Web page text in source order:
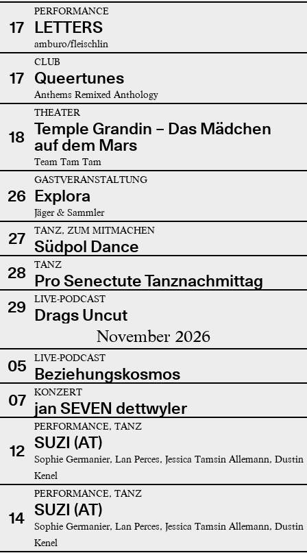
17
PERFORMANCE
LETTERS
amburo/fleischlin
17
CLUB
Queertunes
Anthems Remixed Anthology
18
THEATER
Temple Grandin – Das Mädchen
auf dem Mars
Team Tam Tam
26
GASTVERANSTALTUNG
Explora
Jäger & Sammler
27 TANZ, ZUM MITMACHEN
Südpol Dance
28
TANZ
Pro Senectute Tanznachmittag
29
LIVE-PODCAST
Drags Uncut
November 2026
05 LIVE-PODCAST
Beziehungskosmos
07
KONZERT
jan SEVEN dettwyler
12
PERFORMANCE, TANZ
SUZI (AT)
Sophie Germanier, Lan Perces, Jessica Tamsin Allemann, Dustin
Kenel
14
PERFORMANCE, TANZ
SUZI (AT)
Sophie Germanier, Lan Perces, Jessica Tamsin Allemann, Dustin
Kenel